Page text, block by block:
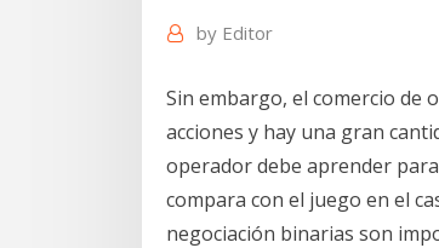
by Editor
Sin embargo, el comercio de
acciones y hay una gran
operador debe aprender
compara con el juego en el
negociación binarias son